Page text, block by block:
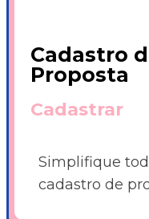
Cadastro
Proposta
Cadastrar
Simplifique
cadastro de